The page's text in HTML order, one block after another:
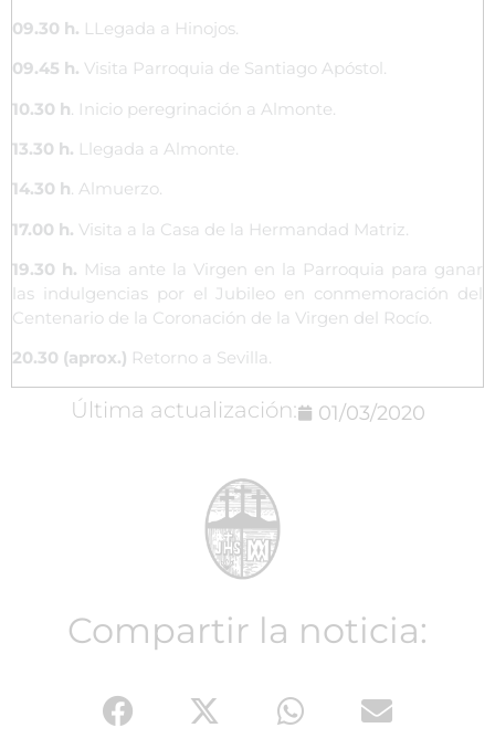
09.30 h. LLegada a Hinojos.
09.45 h. Visita Parroquia de Santiago Apóstol.
10.30 h . Inicio peregrinación a Almonte.
13.30 h. Llegada a Almonte.
14.30 h. Almuerzo.
17.00 h. Visita a la Casa de la Hermandad Matriz.
19.30 h. Misa ante la Virgen en la Parroquia para ganar
las indulgencias por el Jubileo en conmemoración del
Centenario de la Coronación de la Virgen del Rocío.
20.30 (aprox.) Retorno a Sevilla.
Última actualización: 01/03/2020
Compartir la noticia: